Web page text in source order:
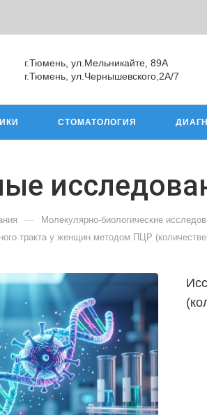
г.Тюмень, ул.Мельникайте, 89А
г.Тюмень, ул.Чернышевского,2А/7
СТОМАТОЛОГИЯ
— Молекулярно-биологические
тракта у женщин методом ПЦР